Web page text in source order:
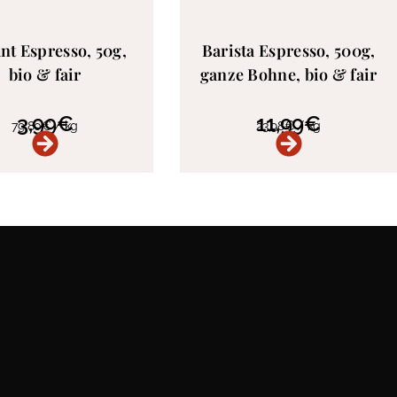
Espresso, 50g,
bio & fair
3,99€
79,80€/kg
Barista Espresso, 500g,
ganze Bohne, bio & fair
11,99€
23,98€/kg